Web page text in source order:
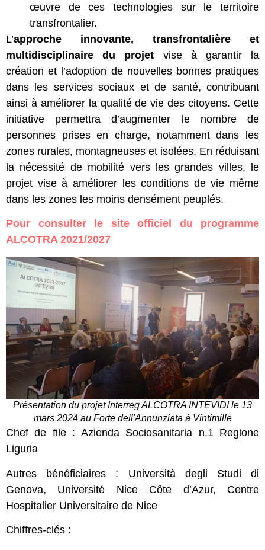
œuvre de ces technologies sur le territoire
transfrontalier.
L’approche innovante, transfrontalière et
multidisciplinaire du projet vise à garantir la
création et l’adoption de nouvelles bonnes pratiques
dans les services sociaux et de santé, contribuant
ainsi à améliorer la qualité de vie des citoyens. Cette
initiative permettra d’augmenter le nombre de
personnes prises en charge, notamment dans les
zones rurales, montagneuses et isolées. En réduisant
la nécessité de mobilité vers les grandes villes, le
projet vise à améliorer les conditions de vie même
dans les zones les moins densément peuplés.
Pour consulter le site officiel du programme
ALCOTRA 2021/2027
Présentation du projet Interreg ALCOTRA INTEVIDI le 13
mars 2024 au Forte dell'Annunziata à Vintimille
Chef de file : Azienda Sociosanitaria n.1 Regione
Liguria
Autres bénéficiaires : Università degli Studi di
Genova, Université Nice Côte d’Azur, Centre
Hospitalier Universitaire de Nice
Chiffres-clés :